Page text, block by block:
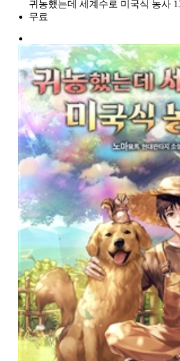
귀농했는데 세계수로 미국식 농사
무료